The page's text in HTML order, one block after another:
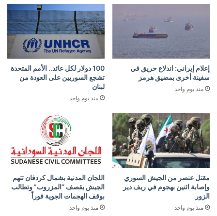
إعلام إيراني: اندلاع حريق في
سفينة أخرى بمضيق هرمز
منذ يوم واحد
100 دولار لكل عائد.. الأمم المتحدة
تشجع السوريين على العودة من
لبنان
منذ يوم واحد
مقتل عنصر من الجيش السوري
وإصابة اثنين بهجوم في ريف دير
الزور
منذ يوم واحد
اللجان المدنية بشمال كردفان تتهم
الجيش بقصف “المزروب” وتطالب
بوقف الهجمات الجوية فوراً
منذ يوم واحد